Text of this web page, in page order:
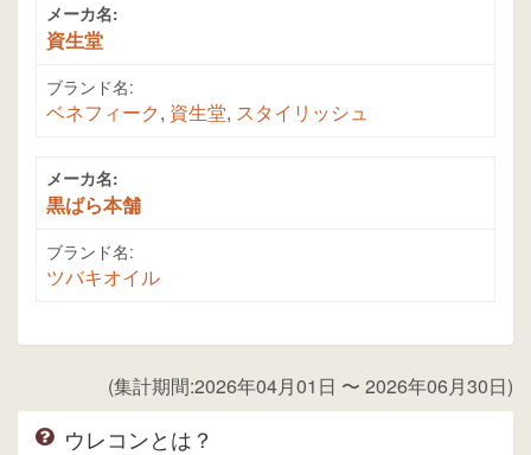
メーカ名:
資生堂
ブランド名:
ベネフィーク, 資生堂, スタイリッシュ
メーカ名:
黒ばら本舗
ブランド名:
ツバキオイル
(集計期間:2026年04月01日 〜 2026年06月30日)
ウレコンとは？